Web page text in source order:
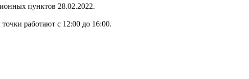
пунктов 28.02.2022.
работают с 12:00 до 16:00.